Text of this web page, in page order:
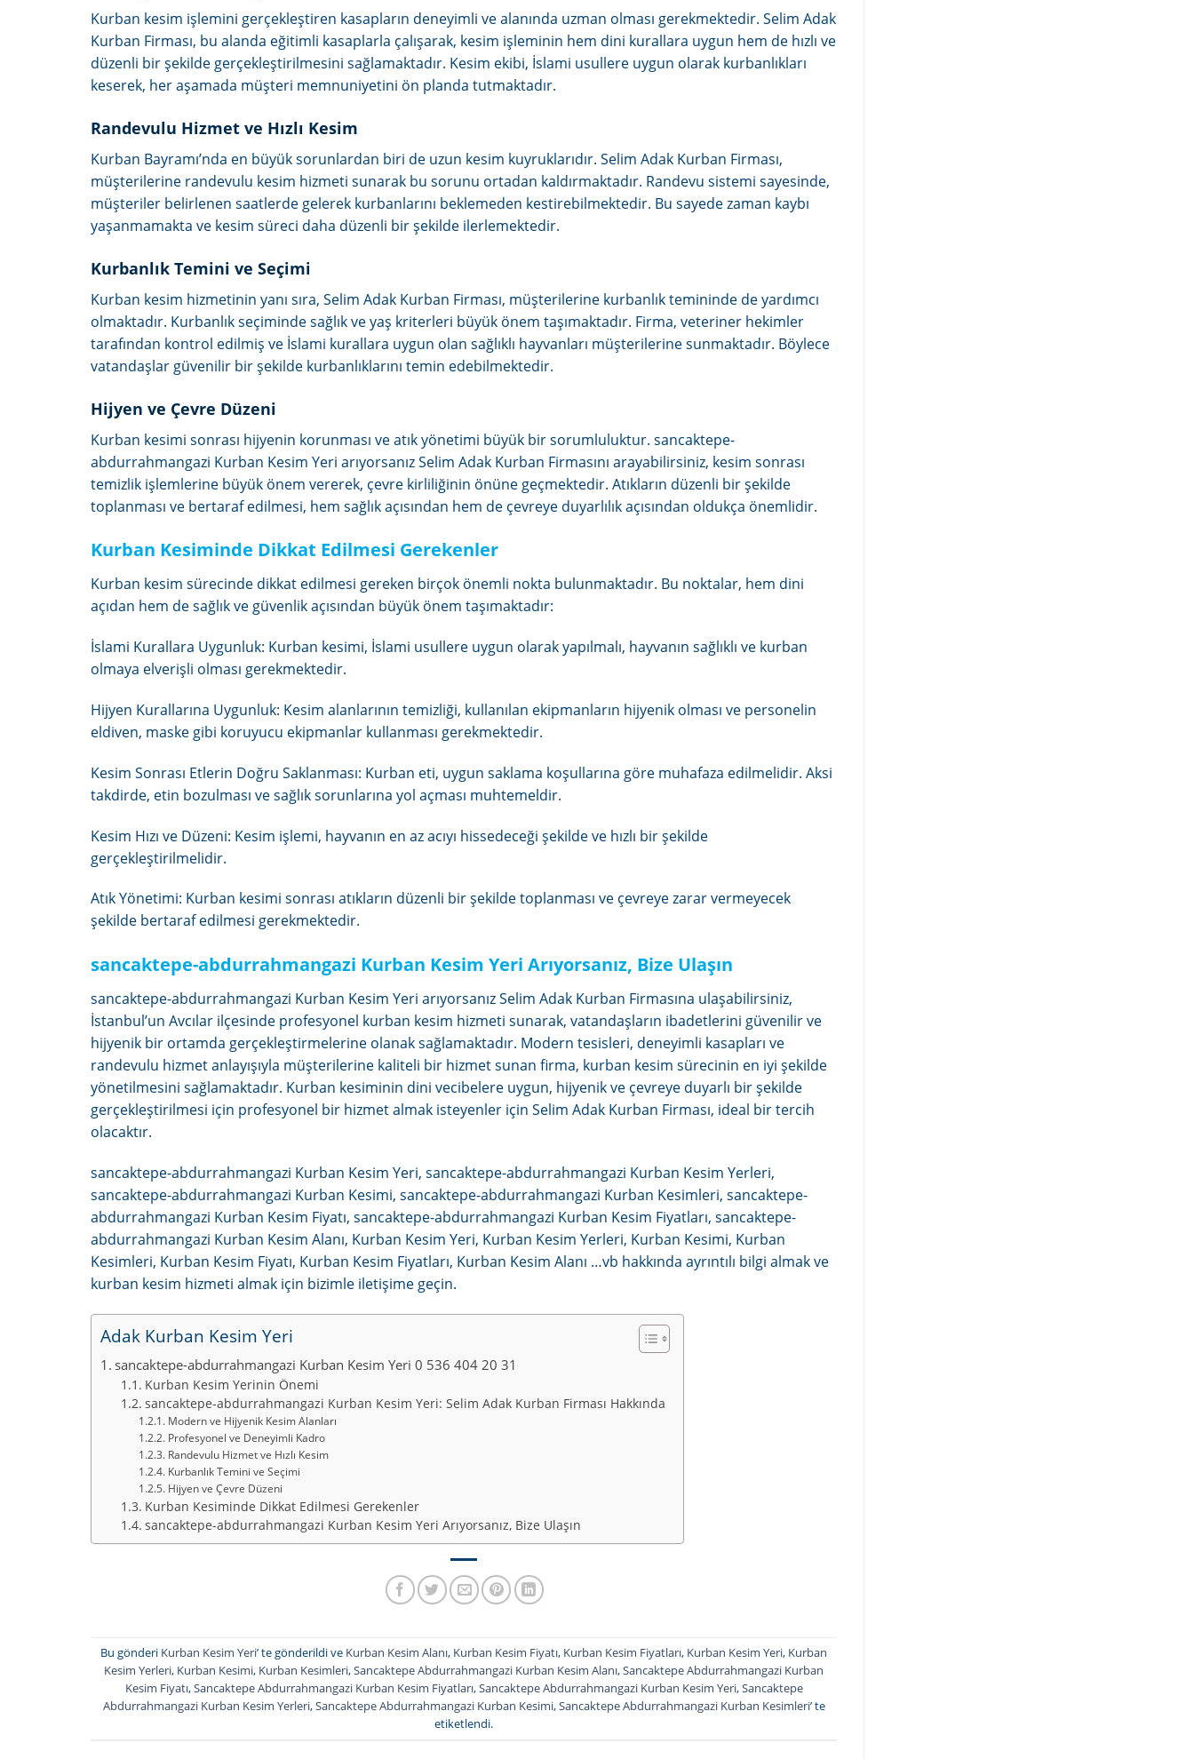
Kurban kesim işlemini gerçekleştiren kasapların deneyimli ve alanında uzman olması gerekmektedir. Selim Adak
Kurban Firması, bu alanda eğitimli kasaplarla çalışarak, kesim işleminin hem dini kurallara uygun hem de hızlı ve
düzenli bir şekilde gerçekleştirilmesini sağlamaktadır. Kesim ekibi, İslami usullere uygun olarak kurbanlıkları
keserek, her aşamada müşteri memnuniyetini ön planda tutmaktadır.
Randevulu Hizmet ve Hızlı Kesim
Kurban Bayramı’nda en büyük sorunlardan biri de uzun kesim kuyruklarıdır. Selim Adak Kurban Firması,
müşterilerine randevulu kesim hizmeti sunarak bu sorunu ortadan kaldırmaktadır. Randevu sistemi sayesinde,
müşteriler belirlenen saatlerde gelerek kurbanlarını beklemeden kestirebilmektedir. Bu sayede zaman kaybı
yaşanmamakta ve kesim süreci daha düzenli bir şekilde ilerlemektedir.
Kurbanlık Temini ve Seçimi
Kurban kesim hizmetinin yanı sıra, Selim Adak Kurban Firması, müşterilerine kurbanlık temininde de yardımcı
olmaktadır. Kurbanlık seçiminde sağlık ve yaş kriterleri büyük önem taşımaktadır. Firma, veteriner hekimler
tarafından kontrol edilmiş ve İslami kurallara uygun olan sağlıklı hayvanları müşterilerine sunmaktadır. Böylece
vatandaşlar güvenilir bir şekilde kurbanlıklarını temin edebilmektedir.
Hijyen ve Çevre Düzeni
Kurban kesimi sonrası hijyenin korunması ve atık yönetimi büyük bir sorumluluktur. sancaktepe-
abdurrahmangazi Kurban Kesim Yeri arıyorsanız Selim Adak Kurban Firmasını arayabilirsiniz, kesim sonrası
temizlik işlemlerine büyük önem vererek, çevre kirliliğinin önüne geçmektedir. Atıkların düzenli bir şekilde
toplanması ve bertaraf edilmesi, hem sağlık açısından hem de çevreye duyarlılık açısından oldukça önemlidir.
Kurban Kesiminde Dikkat Edilmesi Gerekenler
Kurban kesim sürecinde dikkat edilmesi gereken birçok önemli nokta bulunmaktadır. Bu noktalar, hem dini
açıdan hem de sağlık ve güvenlik açısından büyük önem taşımaktadır:
İslami Kurallara Uygunluk: Kurban kesimi, İslami usullere uygun olarak yapılmalı, hayvanın sağlıklı ve kurban
olmaya elverişli olması gerekmektedir.
Hijyen Kurallarına Uygunluk: Kesim alanlarının temizliği, kullanılan ekipmanların hijyenik olması ve personelin
eldiven, maske gibi koruyucu ekipmanlar kullanması gerekmektedir.
Kesim Sonrası Etlerin Doğru Saklanması: Kurban eti, uygun saklama koşullarına göre muhafaza edilmelidir. Aksi
takdirde, etin bozulması ve sağlık sorunlarına yol açması muhtemeldir.
Kesim Hızı ve Düzeni: Kesim işlemi, hayvanın en az acıyı hissedeceği şekilde ve hızlı bir şekilde
gerçekleştirilmelidir.
Atık Yönetimi: Kurban kesimi sonrası atıkların düzenli bir şekilde toplanması ve çevreye zarar vermeyecek
şekilde bertaraf edilmesi gerekmektedir.
sancaktepe-abdurrahmangazi Kurban Kesim Yeri Arıyorsanız, Bize Ulaşın
sancaktepe-abdurrahmangazi Kurban Kesim Yeri arıyorsanız Selim Adak Kurban Firmasına ulaşabilirsiniz,
İstanbul’un Avcılar ilçesinde profesyonel kurban kesim hizmeti sunarak, vatandaşların ibadetlerini güvenilir ve
hijyenik bir ortamda gerçekleştirmelerine olanak sağlamaktadır. Modern tesisleri, deneyimli kasapları ve
randevulu hizmet anlayışıyla müşterilerine kaliteli bir hizmet sunan firma, kurban kesim sürecinin en iyi şekilde
yönetilmesini sağlamaktadır. Kurban kesiminin dini vecibelere uygun, hijyenik ve çevreye duyarlı bir şekilde
gerçekleştirilmesi için profesyonel bir hizmet almak isteyenler için Selim Adak Kurban Firması, ideal bir tercih
olacaktır.
sancaktepe-abdurrahmangazi Kurban Kesim Yeri, sancaktepe-abdurrahmangazi Kurban Kesim Yerleri,
sancaktepe-abdurrahmangazi Kurban Kesimi, sancaktepe-abdurrahmangazi Kurban Kesimleri, sancaktepe-
abdurrahmangazi Kurban Kesim Fiyatı, sancaktepe-abdurrahmangazi Kurban Kesim Fiyatları, sancaktepe-
abdurrahmangazi Kurban Kesim Alanı, Kurban Kesim Yeri, Kurban Kesim Yerleri, Kurban Kesimi, Kurban
Kesimleri, Kurban Kesim Fiyatı, Kurban Kesim Fiyatları, Kurban Kesim Alanı …vb hakkında ayrıntılı bilgi almak ve
kurban kesim hizmeti almak için bizimle iletişime geçin.
Adak Kurban Kesim Yeri
sancaktepe-abdurrahmangazi Kurban Kesim Yeri 0 536 404 20 31
Kurban Kesim Yerinin Önemi
sancaktepe-abdurrahmangazi Kurban Kesim Yeri: Selim Adak Kurban Firması Hakkında
Modern ve Hijyenik Kesim Alanları
Profesyonel ve Deneyimli Kadro
Randevulu Hizmet ve Hızlı Kesim
Kurbanlık Temini ve Seçimi
Hijyen ve Çevre Düzeni
Kurban Kesiminde Dikkat Edilmesi Gerekenler
sancaktepe-abdurrahmangazi Kurban Kesim Yeri Arıyorsanız, Bize Ulaşın
Bu gönderi Kurban Kesim Yeri’ te gönderildi ve Kurban Kesim Alanı, Kurban Kesim Fiyatı, Kurban Kesim Fiyatları, Kurban Kesim Yeri, Kurban
Kesim Yerleri, Kurban Kesimi, Kurban Kesimleri,Sancaktepe Abdurrahmangazi Kurban Kesim Alanı,Sancaktepe Abdurrahmangazi Kurban
Kesim Fiyatı,Sancaktepe Abdurrahmangazi Kurban Kesim Fiyatları,Sancaktepe Abdurrahmangazi Kurban Kesim Yeri,Sancaktepe
Abdurrahmangazi Kurban Kesim Yerleri,Sancaktepe Abdurrahmangazi Kurban Kesimi,Sancaktepe Abdurrahmangazi Kurban Kesimleri’ te
etiketlendi.